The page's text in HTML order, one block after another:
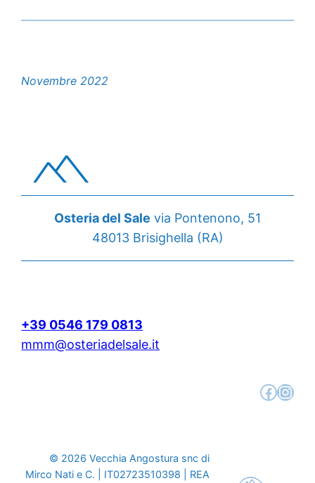
Novembre 2022
Osteria del Sale via Pontenono, 51
48013 Brisighella (RA)
+39 0546 179 0813
mmm@osteriadelsale.it
Facebook Instagram
© 2026 Vecchia Angostura snc di
Mirco Nati e C. | IT02723510398 | REA